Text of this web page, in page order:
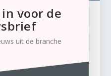
kwijt
voor de
uit de branche